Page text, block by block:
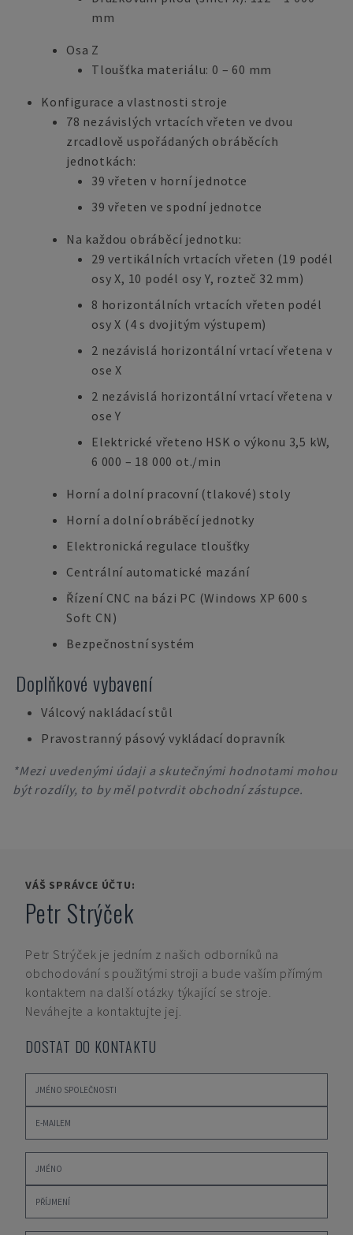
mm
Osa Z
Tloušťka materiálu: 0 – 60 mm
Konfigurace a vlastnosti stroje
78 nezávislých vrtacích vřeten ve dvou
zrcadlově uspořádaných obráběcích
jednotkách:
39 vřeten v horní jednotce
39 vřeten ve spodní jednotce
Na každou obráběcí jednotku:
29 vertikálních vrtacích vřeten (19 podél
osy X, 10 podél osy Y, rozteč 32 mm)
8 horizontálních vrtacích vřeten podél
osy X (4 s dvojitým výstupem)
2 nezávislá horizontální vrtací vřetena v
ose X
2 nezávislá horizontální vrtací vřetena v
ose Y
Elektrické vřeteno HSK o výkonu 3,5 kW,
6 000 – 18 000 ot./min
Horní a dolní pracovní (tlakové) stoly
Horní a dolní obráběcí jednotky
Elektronická regulace tloušťky
Centrální automatické mazání
Řízení CNC na bázi PC (Windows XP 600 s
Soft CN)
Bezpečnostní systém
Doplňkové vybavení
Válcový nakládací stůl
Pravostranný pásový vykládací dopravník
*Mezi uvedenými údaji a skutečnými hodnotami mohou
být rozdíly, to by měl potvrdit obchodní zástupce.
VÁŠ SPRÁVCE ÚČTU:
Petr Strýček
Petr Strýček je jedním z našich odborníků na
obchodování s použitými stroji a bude vaším přímým
kontaktem na další otázky týkající se stroje.
Neváhejte a kontaktujte jej.
DOSTAT DO KONTAKTU